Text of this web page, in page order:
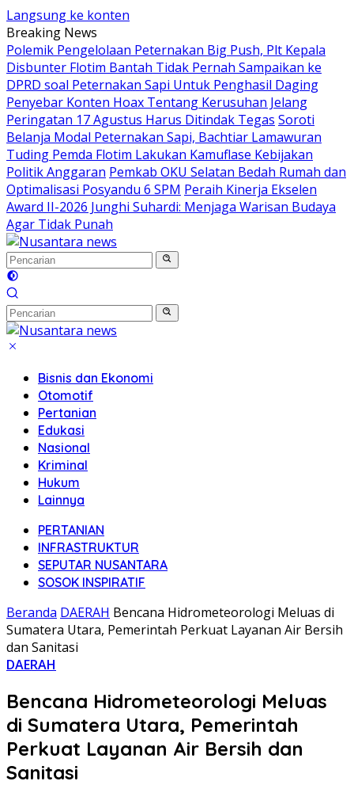
Langsung ke konten
Breaking News
Polemik Pengelolaan Peternakan Big Push, Plt Kepala
Disbunter Flotim Bantah Tidak Pernah Sampaikan ke
DPRD soal Peternakan Sapi Untuk Penghasil Daging
Penyebar Konten Hoax Tentang Kerusuhan Jelang
Peringatan 17 Agustus Harus Ditindak Tegas Soroti
Belanja Modal Peternakan Sapi, Bachtiar Lamawuran
Tuding Pemda Flotim Lakukan Kamuflase Kebijakan
Politik Anggaran Pemkab OKU Selatan Bedah Rumah dan
Optimalisasi Posyandu 6 SPM Peraih Kinerja Ekselen
Award II-2026 Junghi Suhardi: Menjaga Warisan Budaya
Agar Tidak Punah
Bisnis dan Ekonomi
Otomotif
Pertanian
Edukasi
Nasional
Kriminal
Hukum
Lainnya
PERTANIAN
INFRASTRUKTUR
SEPUTAR NUSANTARA
SOSOK INSPIRATIF
Beranda DAERAH Bencana Hidrometeorologi Meluas di
Sumatera Utara, Pemerintah Perkuat Layanan Air Bersih
dan Sanitasi
DAERAH
Bencana Hidrometeorologi Meluas
di Sumatera Utara, Pemerintah
Perkuat Layanan Air Bersih dan
Sanitasi